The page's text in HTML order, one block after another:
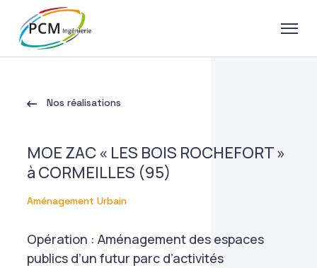
Nos réalisations
MOE ZAC « LES BOIS ROCHEFORT »
à CORMEILLES (95)
Aménagement Urbain
Opération : Aménagement des espaces
publics d’un futur parc d’activités